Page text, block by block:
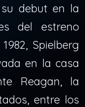
debut en la
del estreno
Spielberg
en la casa
Reagan, la
entre los